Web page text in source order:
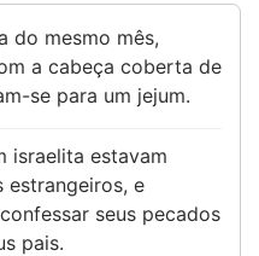
do mesmo mês,
a cabeça coberta de
se para um jejum.
israelita estavam
estrangeiros, e
seus pecados
pais.